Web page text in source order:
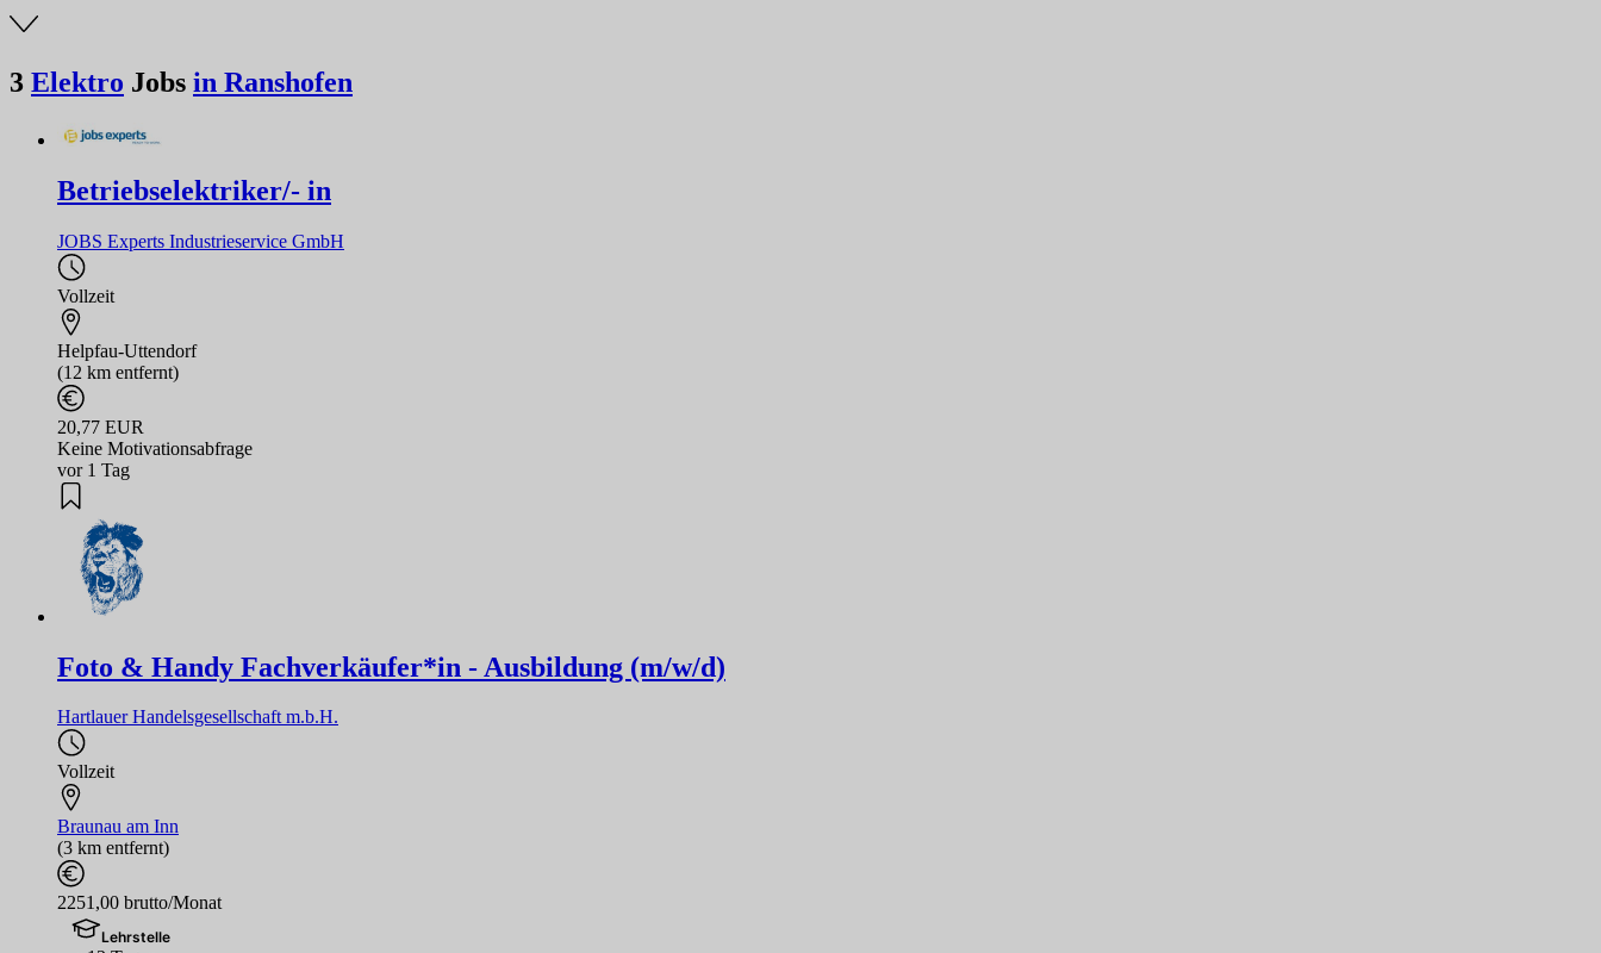
3 Elektro Jobs in Ranshofen
Betriebselektriker/- in
JOBS Experts Industrieservice GmbH
Vollzeit
Helpfau-Uttendorf
(12 km entfernt)
20,77 EUR
Keine Motivationsabfrage
vor 1 Tag
Foto & Handy Fachverkäufer*in - Ausbildung (m/w/d)
Hartlauer Handelsgesellschaft m.b.H.
Vollzeit
Braunau am Inn
(3 km entfernt)
2251,00 brutto/Monat
Lehrstelle